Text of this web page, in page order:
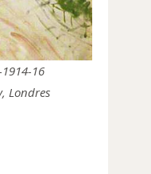
16
Londres